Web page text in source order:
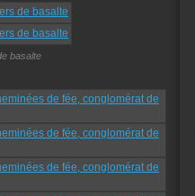
basalte